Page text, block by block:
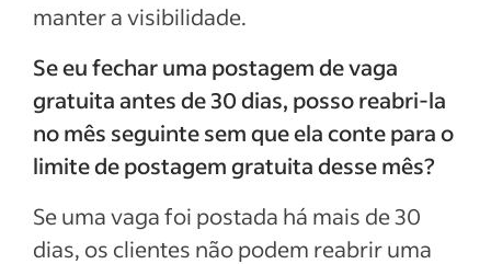
manter a visibilidade.
Se eu fechar uma postagem de vaga
gratuita antes de 30 dias, posso reabri-la
no mês seguinte sem que ela conte para o
limite de postagem gratuita desse mês?
Se uma vaga foi postada há mais de 30
dias, os clientes não podem reabrir uma